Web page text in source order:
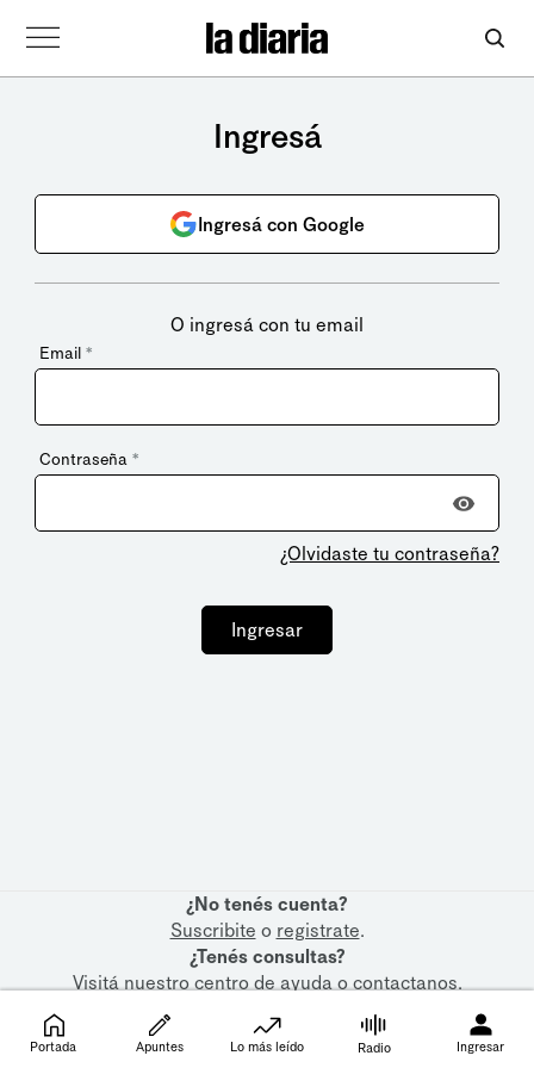
Ingresá
Ingresá con Google
O ingresá con tu email
Email *
Contraseña *
¿Olvidaste tu contraseña?
Ingresar
¿No tenés cuenta?
Suscribite o registrate.
¿Tenés consultas?
Visitá nuestrocentro de ayudaocontactanos.
Portada Apuntes Lo más leído Radio Ingresar